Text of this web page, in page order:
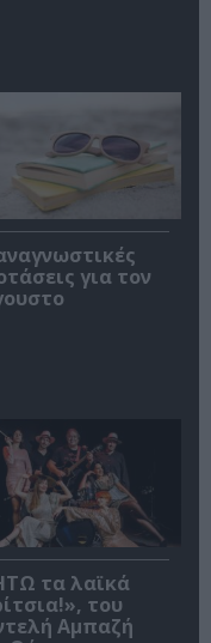
για τον
τα λαϊκά
του
Αμπαζή